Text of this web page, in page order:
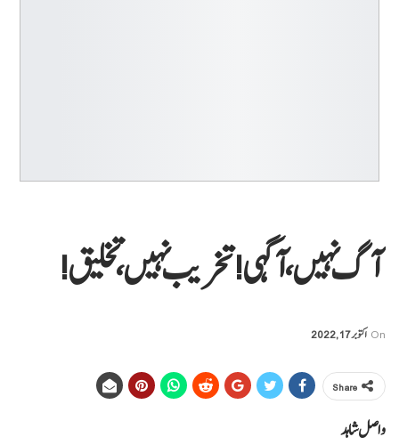
آگ نہیں، آگہی! تخریب نہیں، تخلیق!
On اکتوبر 17, 2022
Share
واصل شاہد